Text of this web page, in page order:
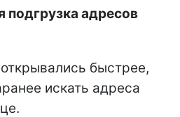
подгрузка адресов
быстрее,
искать адреса